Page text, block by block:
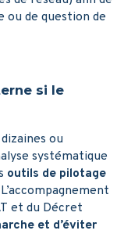
ou de question de
si le
ou
systématique
outils de pilotage
et du Décret
et d’éviter